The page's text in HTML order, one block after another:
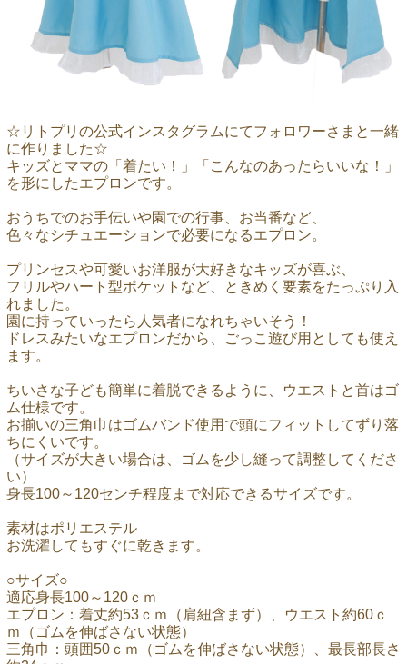
☆リトプリの公式インスタグラムにてフォロワーさまと一緒
に作りました☆
キッズとママの「着たい！」「こんなのあったらいいな！」
を形にしたエプロンです。
おうちでのお手伝いや園での行事、お当番など、
色々なシチュエーションで必要になるエプロン。
プリンセスや可愛いお洋服が大好きなキッズが喜ぶ、
フリルやハート型ポケットなど、ときめく要素をたっぷり入
れました。
園に持っていったら人気者になれちゃいそう！
ドレスみたいなエプロンだから、ごっこ遊び用としても使え
ます。
ちいさな子ども簡単に着脱できるように、ウエストと首はゴ
ム仕様です。
お揃いの三角巾はゴムバンド使用で頭にフィットしてずり落
ちにくいです。
（サイズが大きい場合は、ゴムを少し縫って調整してくださ
い）
身長100～120センチ程度まで対応できるサイズです。
素材はポリエステル
お洗濯してもすぐに乾きます。
○サイズ○
適応身長100～120ｃｍ
エプロン：着丈約53ｃｍ（肩紐含まず）、ウエスト約60ｃ
ｍ（ゴムを伸ばさない状態）
三角巾：頭囲50ｃｍ（ゴムを伸ばさない状態）、最長部長さ